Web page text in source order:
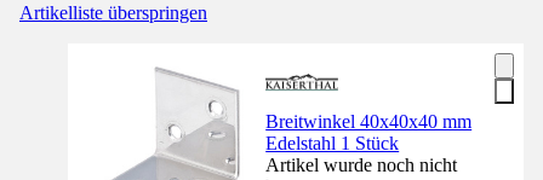
Artikelliste überspringen
Breitwinkel 40x40x40 mm
Edelstahl 1 Stück
Artikel wurde noch nicht